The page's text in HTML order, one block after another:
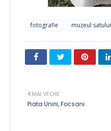
fotografie muzeul satului
MAI VECHE
Piata Unirii, Focsani